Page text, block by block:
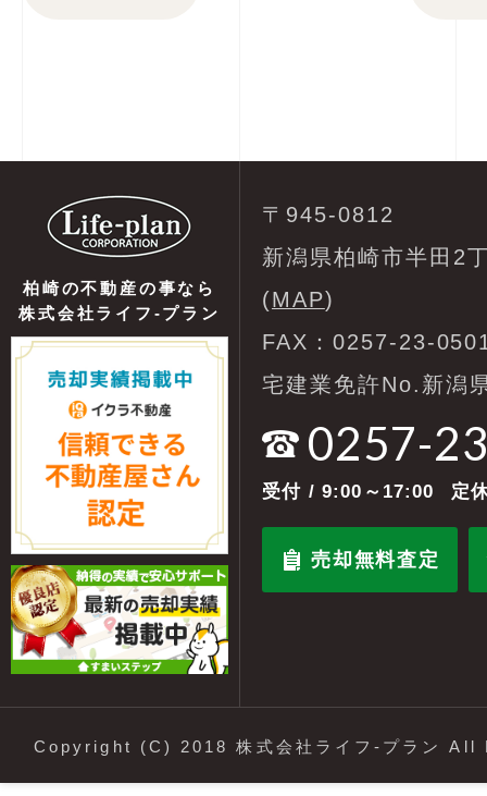
柏崎の不動産の事なら
株式会社ライフ-プラン
〒945-0812
新潟県柏崎市半田2
(MAP)
FAX：0257-23-
宅建業免許No.新潟
0257-
受付 / 9:00～17:00 定
売却無料査定
Copyright (C) 2018 株式会社ライフ-プラン